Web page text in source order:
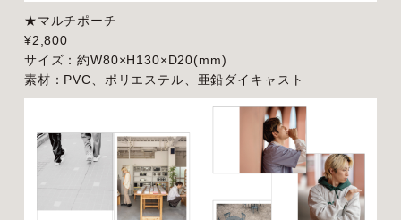
★マルチポーチ
¥2,800
サイズ：約W80×H130×D20(mm)
素材：PVC、ポリエステル、亜鉛ダイキャスト